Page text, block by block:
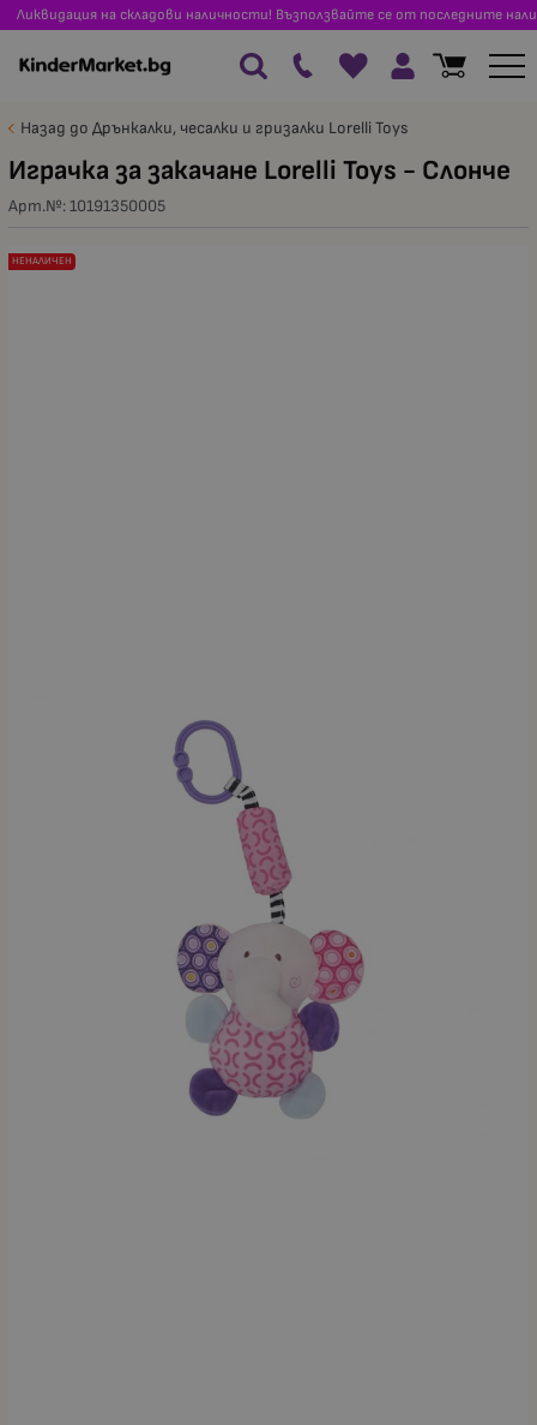
Ликвидация на складови наличности! Възползвайте се от последните
Назад до Дрънкалки, чесалки и гризалки Lorelli Toys
Играчка за закачане Lorelli Toys - Слонче
Арт.№:10191350005
НЕНАЛИЧЕН